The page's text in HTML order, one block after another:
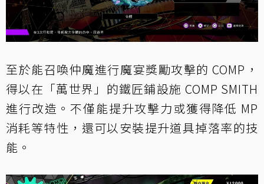
至於能召喚仲魔進行魔宴獎勵攻擊的 COMP，
得以在「萬世界」的鐵匠鋪設施 COMP SMITH
進行改造。不僅能提升攻擊力或獲得降低 MP
消耗等特性，還可以安裝提升道具掉落率的技
能。